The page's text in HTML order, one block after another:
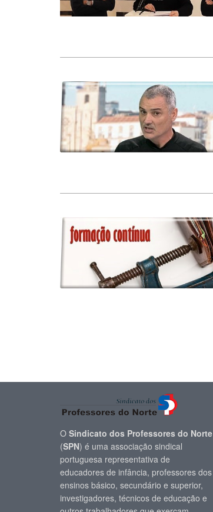
O Sindicato dos Professores do Norte
(SPN) é uma associação sindical
portuguesa representativa de
educadores de infância, professores dos
ensinos básico, secundário e superior,
investigadores, técnicos de educação e